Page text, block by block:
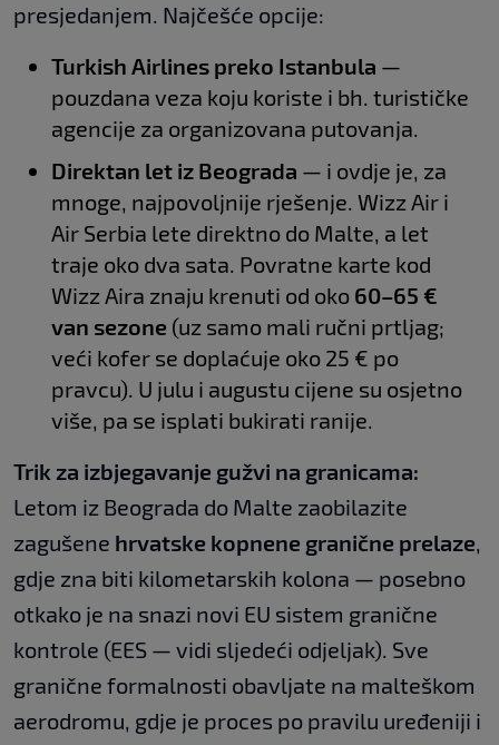
presjedanjem. Najčešće opcije:
Turkish Airlines preko Istanbula —
pouzdana veza koju koriste i bh. turističke
agencije za organizovana putovanja.
Direktan let iz Beograda — i ovdje je, za
mnoge, najpovoljnije rješenje. Wizz Air i
Air Serbia lete direktno do Malte, a let
traje oko dva sata. Povratne karte kod
Wizz Aira znaju krenuti od oko 60–65 €
van sezone (uz samo mali ručni prtljag;
veći kofer se doplaćuje oko 25 € po
pravcu). U julu i augustu cijene su osjetno
više, pa se isplati bukirati ranije.
Trik za izbjegavanje gužvi na granicama:
Letom iz Beograda do Malte zaobilazite
zagušene hrvatske kopnene granične prelaze,
gdje zna biti kilometarskih kolona — posebno
otkako je na snazi novi EU sistem granične
kontrole (EES — vidi sljedeći odjeljak). Sve
granične formalnosti obavljate na malteškom
aerodromu, gdje je proces po pravilu uređeniji i